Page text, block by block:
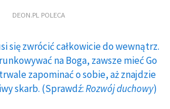
DEON.PL POLECA
się zwrócić całkowicie do wewnątrz.
na Boga, zawsze mieć Go
zapominać o sobie, aż znajdzie
skarb. (Sprawdź:Rozwój duchowy)